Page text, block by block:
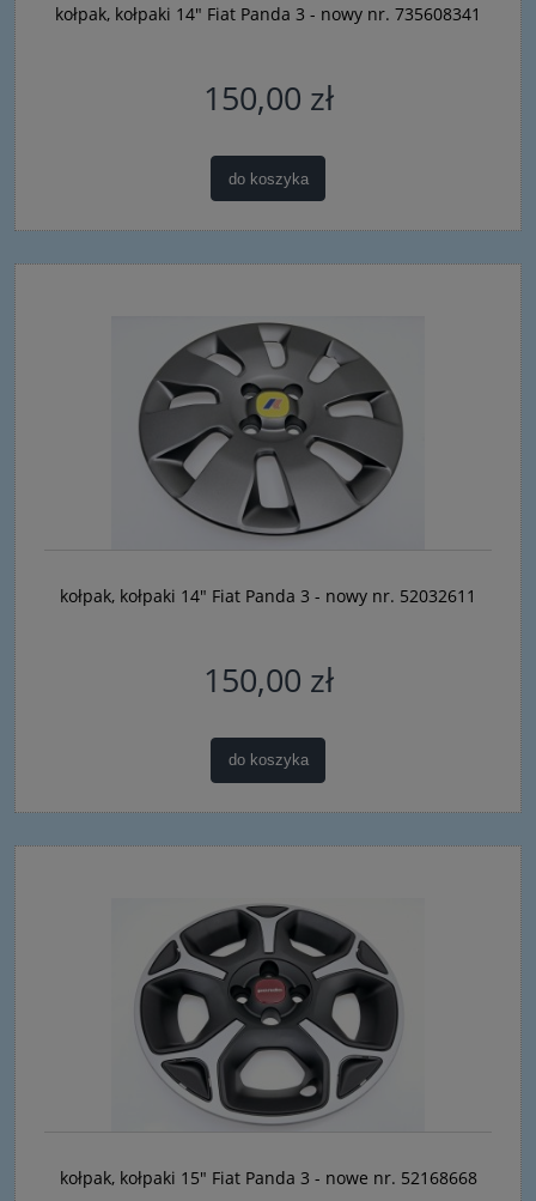
kołpak, kołpaki 14" Fiat Panda 3 - nowy nr. 735608341
150,00 zł
do koszyka
kołpak, kołpaki 14" Fiat Panda 3 - nowy nr. 52032611
150,00 zł
do koszyka
kołpak, kołpaki 15" Fiat Panda 3 - nowe nr. 52168668